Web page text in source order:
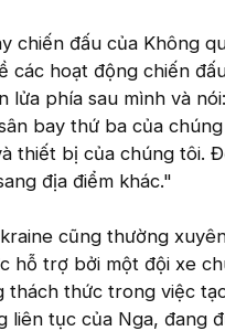
chiến đấu của Không
các hoạt động chiến
lửa phía sau mình và
bay thứ ba của
thiết bị của chúng tôi.
địa điểm khác."
cũng thường
hỗ trợ bởi một đội xe
thách thức trong việc
liên tục của Nga, đang